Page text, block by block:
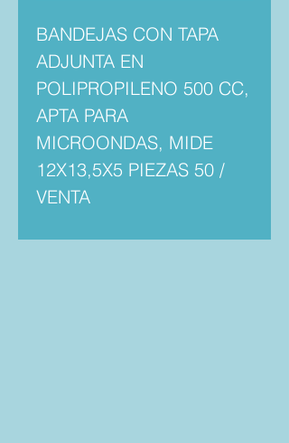
BANDEJAS CON TAPA
ADJUNTA EN
POLIPROPILENO 500 CC,
APTA PARA
MICROONDAS, MIDE
12X13,5X5 PIEZAS 50 /
VENTA